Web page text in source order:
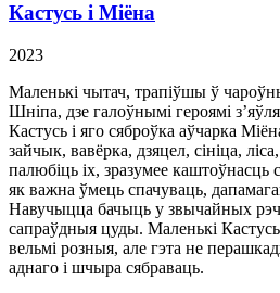
Кастусь і Міёна
2023
Маленькі чытач, трапіўшы ў
Шніпа, дзе галоўнымі героямі
Кастусь і яго сяброўка аўчарка
зайчык, вавёрка, дзяцел, сініца,
палюбіць іх, зразумее каштоўнасць
як важна ўмець спачуваць,
Навучыцца бачыць у звычайных
сапраўдныя цуды. Маленькі Кастусь
вельмі розныя, але гэта не
аднаго і шчыра сябраваць.